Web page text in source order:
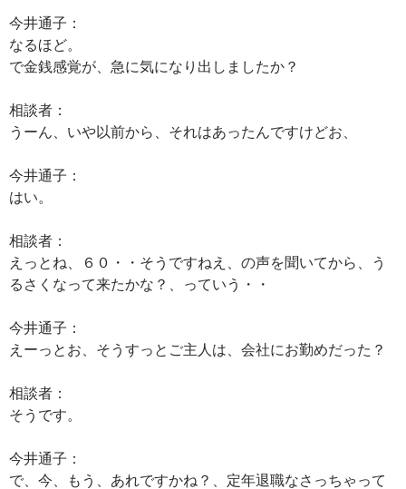
今井通子：
なるほど。
で金銭感覚が、急に気になり出しましたか？
相談者：
うーん、いや以前から、それはあったんですけどお、
今井通子：
はい。
相談者：
えっとね、６０・・そうですねえ、の声を聞いてから、う
るさくなって来たかな？、っていう・・
今井通子：
えーっとお、そうすっとご主人は、会社にお勤めだった？
相談者：
そうです。
今井通子：
で、今、もう、あれですかね？、定年退職なさっちゃって